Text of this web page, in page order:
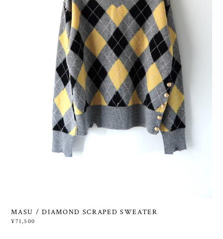
MASU / DIAMOND SCRAPED SWEATER
¥71,500